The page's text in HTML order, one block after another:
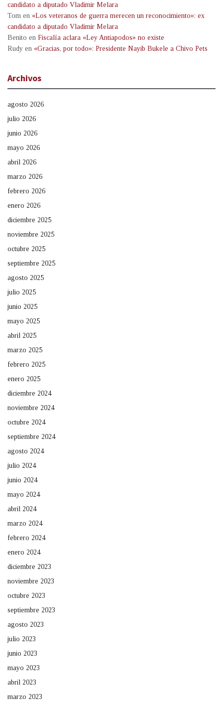
candidato a diputado Vladimir Melara
Tom en «Los veteranos de guerra merecen un reconocimiento»: ex
candidato a diputado Vladimir Melara
Benito en Fiscalía aclara «Ley Antiapodos» no existe
Rudy en «Gracias, por todo»: Presidente Nayib Bukele a Chivo Pets
Archivos
agosto 2026
julio 2026
junio 2026
mayo 2026
abril 2026
marzo 2026
febrero 2026
enero 2026
diciembre 2025
noviembre 2025
octubre 2025
septiembre 2025
agosto 2025
julio 2025
junio 2025
mayo 2025
abril 2025
marzo 2025
febrero 2025
enero 2025
diciembre 2024
noviembre 2024
octubre 2024
septiembre 2024
agosto 2024
julio 2024
junio 2024
mayo 2024
abril 2024
marzo 2024
febrero 2024
enero 2024
diciembre 2023
noviembre 2023
octubre 2023
septiembre 2023
agosto 2023
julio 2023
junio 2023
mayo 2023
abril 2023
marzo 2023